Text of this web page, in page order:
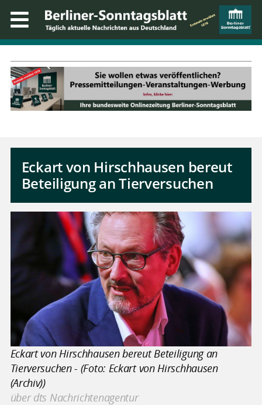
Eckart von Hirschhausen bereut
Beteiligung an Tierversuchen
Eckart von Hirschhausen bereut Beteiligung an
Tierversuchen - (Foto: Eckart von Hirschhausen
(Archiv))
über dts Nachrichtenagentur